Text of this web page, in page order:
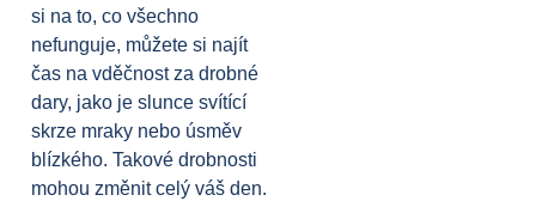
si na to, co všechno
nefunguje, můžete si najít
čas na vděčnost za drobné
dary, jako je slunce svítící
skrze mraky nebo úsměv
blízkého. Takové drobnosti
mohou změnit celý váš den.